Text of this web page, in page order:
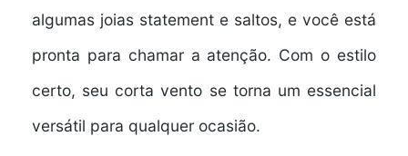
algumas joias statement e saltos, e você está
pronta para chamar a atenção. Com o estilo
certo, seu corta vento se torna um essencial
versátil para qualquer ocasião.